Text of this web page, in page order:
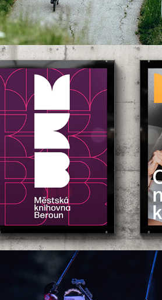
Městská knihovna Beroun
Český biatlon